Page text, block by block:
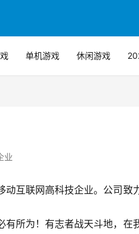
单机游戏 休闲游戏
业
互联网高科技企业。公司致
所为！有志者战天斗地，在